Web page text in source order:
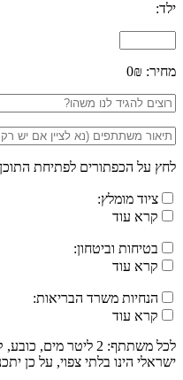
ילד:
מחיר: 0₪
לחץ על הכפתורים לפתיחת
ציוד מומלץ:
קרא עוד
בטיחות וביטחון:
קרא עוד
הנחיות משרד הבריאות:
קרא עוד
לכל משתתף: 2
ישראלי הינו בלתי צפוי, על כן